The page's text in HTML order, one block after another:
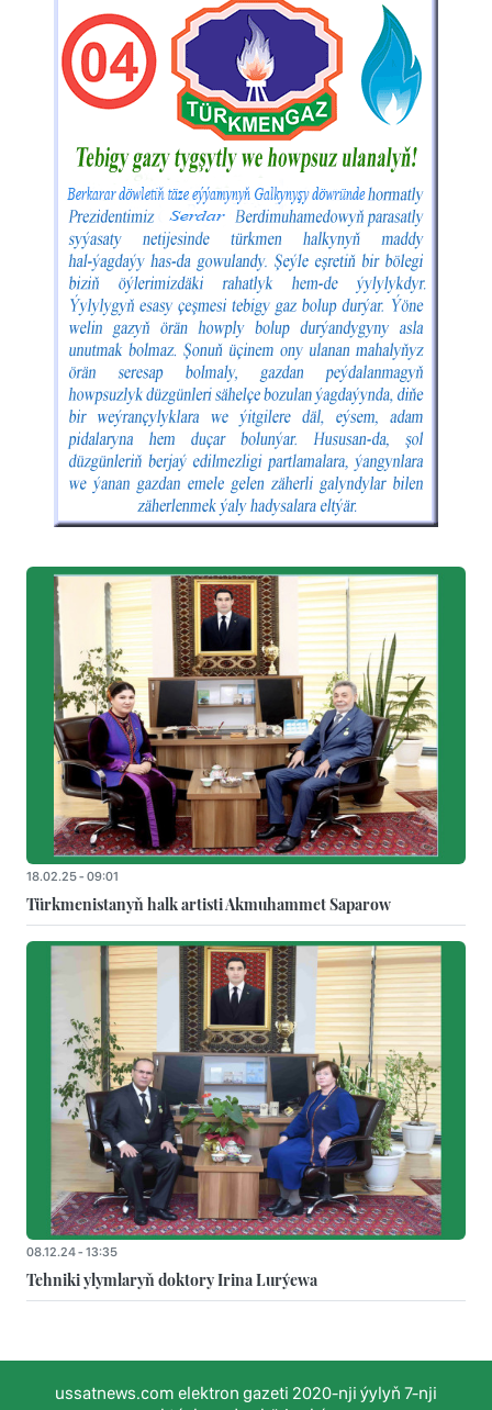
18.02.25 - 09:01
Türkmenistanyň halk artisti Akmuhammet Saparow
08.12.24 - 13:35
Tehniki ylymlaryň doktory Irina Lurýewa
ussatnews.com elektron gazeti 2020-nji ýylyň 7-nji